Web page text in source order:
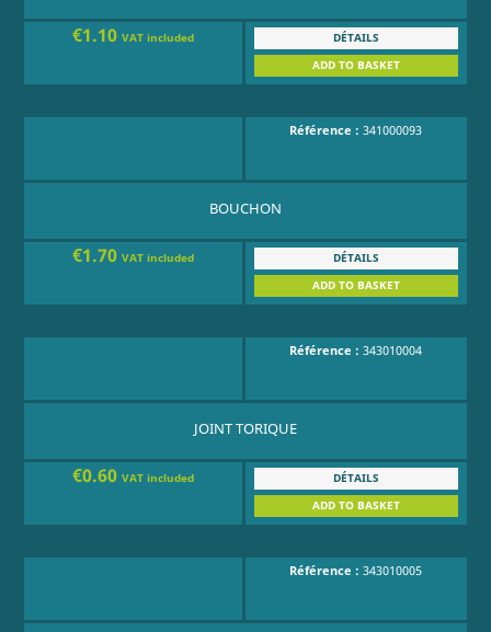
€1.10VAT included
DÉTAILS
ADD TO BASKET
Référence :341000093
BOUCHON
€1.70VAT included
DÉTAILS
ADD TO BASKET
Référence :343010004
JOINT TORIQUE
€0.60VAT included
DÉTAILS
ADD TO BASKET
Référence :343010005